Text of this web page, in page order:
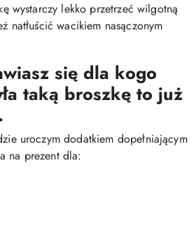
wystarczy lekko przetrzeć wilgotną
natłuścić wacikiem nasączonym
się dla kogo
taką broszkę to już
uroczym dodatkiem dopełniającym
na prezent dla: